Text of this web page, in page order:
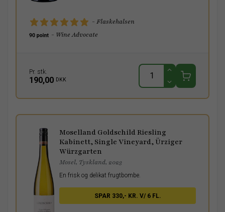
- Flaskehalsen
- Wine Advocate
Pr. stk.
190,00 DKK
Moselland Goldschild Riesling
Kabinett, Single Vineyard, Ürziger
Würzgarten
Mosel, Tyskland, 2023
En frisk og delikat frugtbombe.
SPAR 330,- KR. V/ 6 FL.